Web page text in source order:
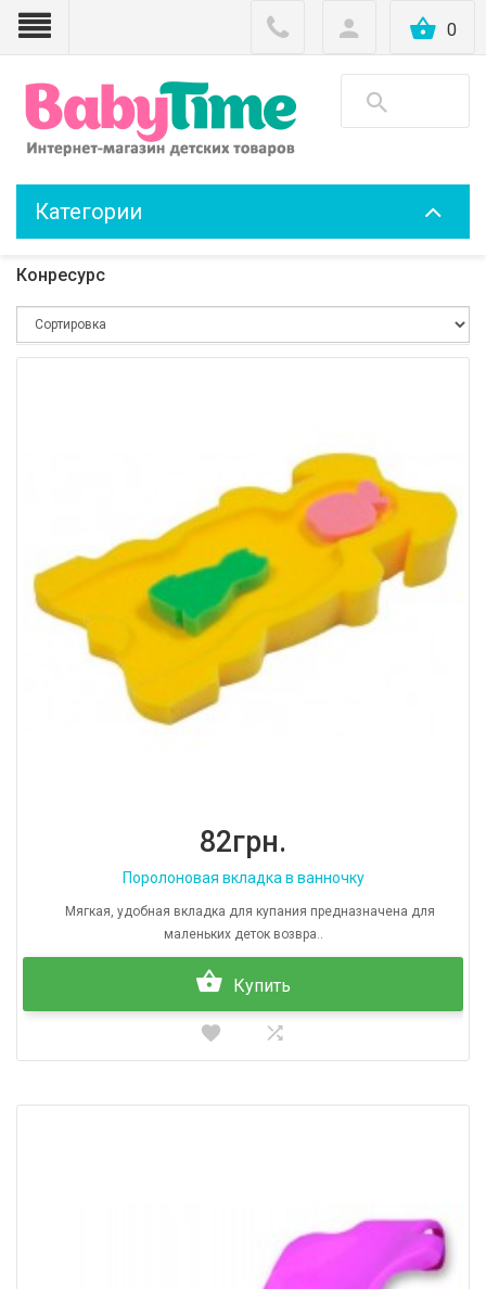
0
Категории
Конресурс
82грн.
Поролоновая вкладка в ванночку
Мягкая, удобная вкладка для купания предназначена для
маленьких деток возвра..
Купить